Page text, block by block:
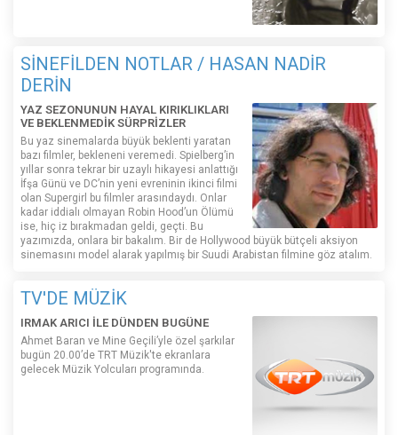
SİNEFİLDEN NOTLAR / HASAN NADİR
DERİN
YAZ SEZONUNUN HAYAL KIRIKLIKLARI
VE BEKLENMEDİK SÜRPRİZLER
Bu yaz sinemalarda büyük beklenti yaratan
bazı filmler, bekleneni veremedi. Spielberg’in
yıllar sonra tekrar bir uzaylı hikayesi anlattığı
İfşa Günü ve DC’nin yeni evreninin ikinci filmi
olan Supergirl bu filmler arasındaydı. Onlar
kadar iddialı olmayan Robin Hood’un Ölümü
ise, hiç iz bırakmadan geldi, geçti. Bu
yazımızda, onlara bir bakalım. Bir de Hollywood büyük bütçeli aksiyon
sinemasını model alarak yapılmış bir Suudi Arabistan filmine göz atalım.
TV'DE MÜZİK
IRMAK ARICI İLE DÜNDEN BUGÜNE
Ahmet Baran ve Mine Geçili’yle özel şarkılar
bugün 20.00’de TRT Müzik'te ekranlara
gelecek Müzik Yolcuları programında.